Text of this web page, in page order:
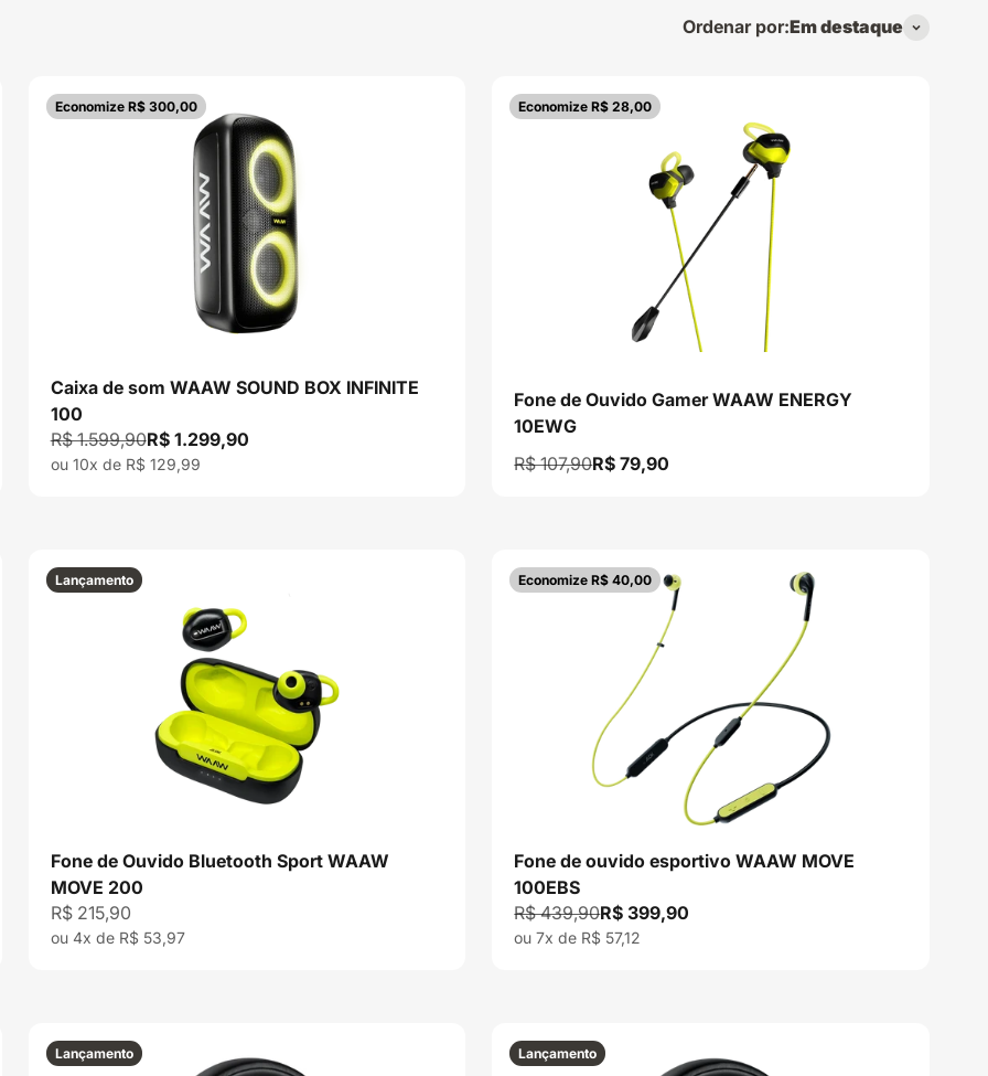
Ordenar por:Em destaque
Economize R$ 300,00
Caixa de som WAAW SOUND BOX INFINITE
100
Preço normal
R$ 1.599,90Preço promocional
R$ 1.299,90
ou 10x de R$ 129,99
Economize R$ 28,00
Fone de Ouvido Gamer WAAW ENERGY
10EWG
Preço normal
R$ 107,90Preço promocional
R$ 79,90
Lançamento
Fone de Ouvido Bluetooth Sport WAAW
MOVE 200
Preço promocional
R$ 215,90
ou 4x de R$ 53,97
Economize R$ 40,00
Fone de ouvido esportivo WAAW MOVE
100EBS
Preço normal
R$ 439,90Preço promocional
R$ 399,90
ou 7x de R$ 57,12
Lançamento Lançamento